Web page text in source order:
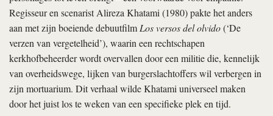
Regisseur en scenarist Alireza Khatami (1980) pakte het anders
aan met zijn boeiende debuutfilmLos versos del olvido(‘De
verzen van vergetelheid’), waarin een rechtschapen
kerkhofbeheerder wordt overvallen door een militie die, kennelijk
van overheidswege, lijken van burgerslachtoffers wil verbergen in
zijn mortuarium. Dit verhaal wilde Khatami universeel maken
door het juist los te weken van een specifieke plek en tijd.